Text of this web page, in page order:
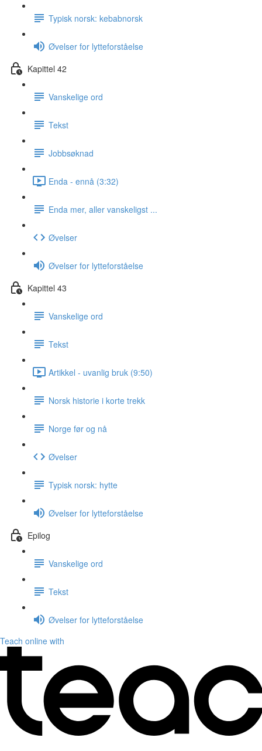
Typisk norsk: kebabnorsk
Øvelser for lytteforståelse
Kapittel 42
Vanskelige ord
Tekst
Jobbsøknad
Enda - ennå (3:32)
Enda mer, aller vanskeligst ...
Øvelser
Øvelser for lytteforståelse
Kapittel 43
Vanskelige ord
Tekst
Artikkel - uvanlig bruk (9:50)
Norsk historie i korte trekk
Norge før og nå
Øvelser
Typisk norsk: hytte
Øvelser for lytteforståelse
Epilog
Vanskelige ord
Tekst
Øvelser for lytteforståelse
Teach online with